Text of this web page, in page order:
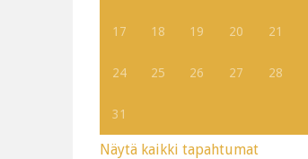
17 18 19 20 21
24 25 26 27 28
31
Näytä kaikki tapahtumat